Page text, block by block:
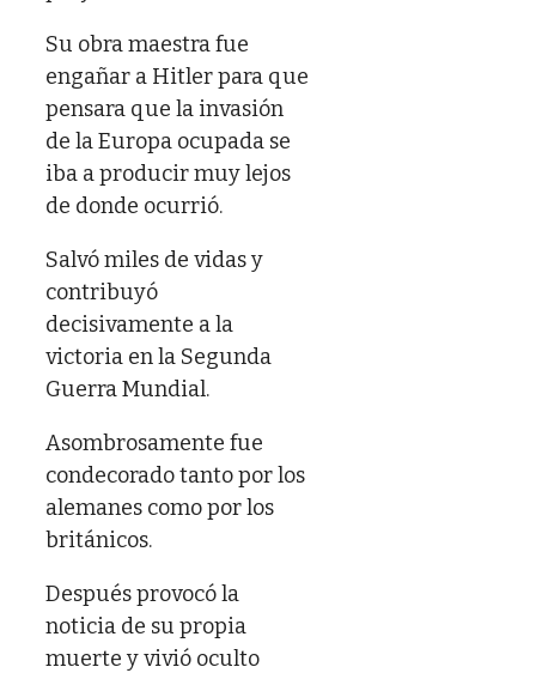
Su obra maestra fue
engañar a Hitler para que
pensara que la invasión
de la Europa ocupada se
iba a producir muy lejos
de donde ocurrió.
Salvó miles de vidas y
contribuyó
decisivamente a la
victoria en la Segunda
Guerra Mundial.
Asombrosamente fue
condecorado tanto por los
alemanes como por los
británicos.
Después provocó la
noticia de su propia
muerte y vivió oculto